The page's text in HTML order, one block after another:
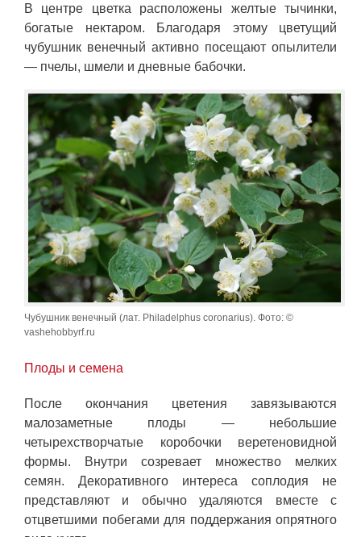
В центре цветка расположены желтые тычинки,
богатые нектаром. Благодаря этому цветущий
чубушник венечный активно посещают опылители
— пчелы, шмели и дневные бабочки.
Чубушник венечный (лат. Philadelphus coronarius). Фото: ©
vashehobbyrf.ru
Плоды и семена
После окончания цветения завязываются
малозаметные плоды — небольшие
четырехстворчатые коробочки веретеновидной
формы. Внутри созревает множество мелких
семян. Декоративного интереса соплодия не
представляют и обычно удаляются вместе с
отцветшими побегами для поддержания опрятного